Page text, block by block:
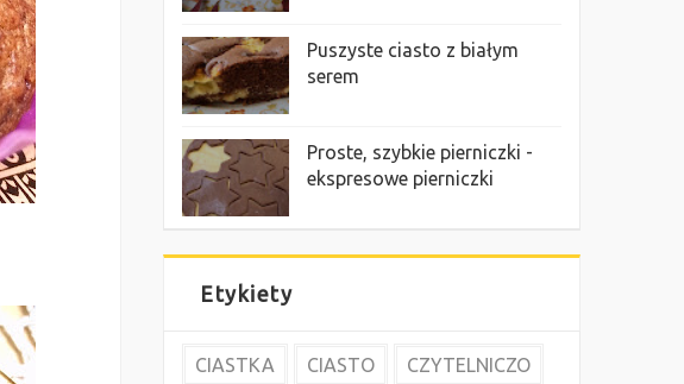
Puszyste ciasto z białym
serem
Proste, szybkie pierniczki -
ekspresowe pierniczki
Etykiety
CIASTKA CIASTO CZYTELNICZO